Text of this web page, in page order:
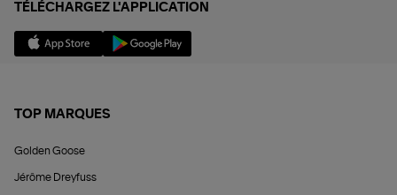
TÉLÉCHARGEZ L'APPLICATION
TOP MARQUES
Golden Goose
Jérôme Dreyfuss